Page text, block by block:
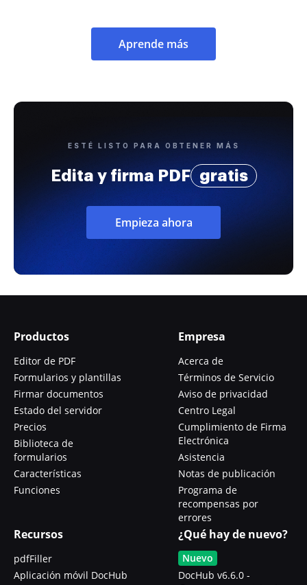
Aprende más
ESTÉ LISTO PARA OBTENER MÁS
Edita y firma PDF gratis
Empieza ahora
Productos
Editor de PDF
Formularios y plantillas
Firmar documentos
Estado del servidor
Precios
Biblioteca de
formularios
Características
Funciones
Empresa
Acerca de
Términos de Servicio
Aviso de privacidad
Centro Legal
Cumplimiento de Firma
Electrónica
Asistencia
Notas de publicación
Programa de
recompensas por
errores
Recursos
pdfFiller
Aplicación móvil DocHub
¿Qué hay de nuevo?
Nuevo
DocHub v6.6.0 -